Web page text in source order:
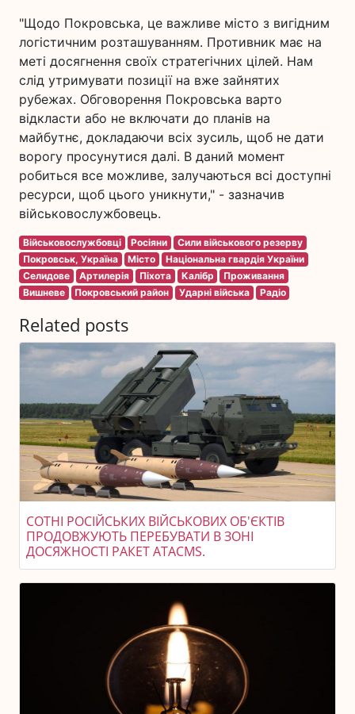
"Щодо Покровська, це важливе місто з вигідним
логістичним розташуванням. Противник має на
меті досягнення своїх стратегічних цілей. Нам
слід утримувати позиції на вже зайнятих
рубежах. Обговорення Покровська варто
відкласти або не включати до планів на
майбутнє, докладаючи всіх зусиль, щоб не дати
ворогу просунутися далі. В даний момент
робиться все можливе, залучаються всі доступні
ресурси, щоб цього уникнути," - зазначив
військовослужбовець.
Військовослужбовці Росіяни
Сили військового резерву
Покровськ, Україна
Місто
Національна гвардія України
Селидове
Артилерія Піхота Калібр
Проживання
Вишневе
Покровський район Ударні війська Радіо
Related posts
СОТНІ РОСІЙСЬКИХ ВІЙСЬКОВИХ ОБ'ЄКТІВ
ПРОДОВЖУЮТЬ ПЕРЕБУВАТИ В ЗОНІ
ДОСЯЖНОСТІ РАКЕТ ATACMS.